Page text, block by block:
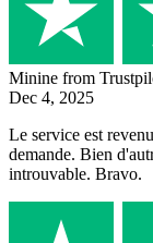
Minine from
Dec 4, 2025
Le service est
demande. Bien
introuvable. Bravo.